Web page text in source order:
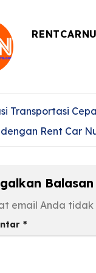
Transportasi
Rent Car
Balasan
email Anda
*